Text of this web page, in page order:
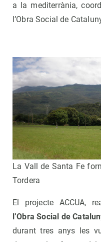
a la mediterrània,
l’Obra Social de
La Vall de Santa Fe
Tordera
El projecte ACCUA,
l’Obra Social de
durant tres anys les